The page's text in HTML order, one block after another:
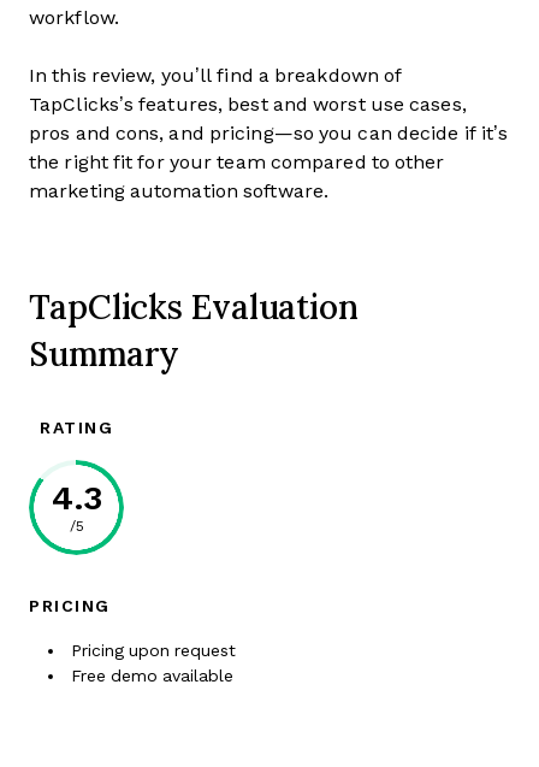
workflow.
In this review, you’ll find a breakdown of
TapClicks’s features, best and worst use cases,
pros and cons, and pricing—so you can decide if it’s
the right fit for your team compared to other
marketing automation software.
TapClicks Evaluation
Summary
RATING
4.3
/5
PRICING
Pricing upon request
Free demo available